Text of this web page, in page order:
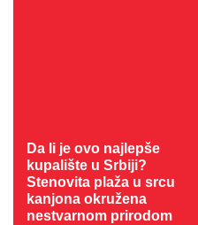
Da li je ovo najlepše
kupalište u Srbiji?
Stenovita plaža u srcu
kanjona okružena
nestvarnom prirodom